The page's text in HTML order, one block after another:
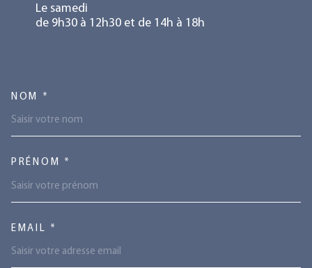
Le samedi
de 9h30 à 12h30 et de 14h à 18h
NOM *
PRÉNOM *
EMAIL *